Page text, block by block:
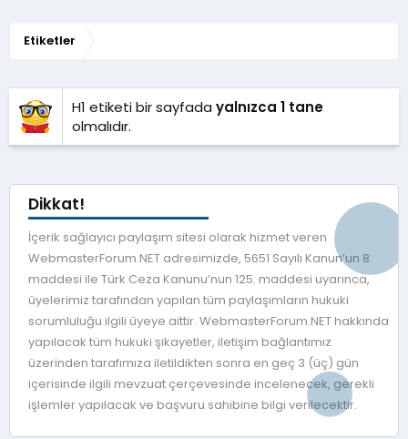
Etiketler
H1 etiketi bir sayfada yalnızca 1 tane
olmalıdır.
Dikkat!
İçerik sağlayıcı paylaşım sitesi olarak hizmet veren
WebmasterForum.NET adresimizde, 5651 Sayılı Kanun’un 8.
maddesi ile Türk Ceza Kanunu’nun 125. maddesi uyarınca,
üyelerimiz tarafından yapılan tüm paylaşımların hukuki
sorumluluğu ilgili üyeye aittir. WebmasterForum.NET hakkında
yapılacak tüm hukuki şikayetler, iletişim bağlantımız
üzerinden tarafımıza iletildikten sonra en geç 3 (üç) gün
içerisinde ilgili mevzuat çerçevesinde incelenecek, gerekli
işlemler yapılacak ve başvuru sahibine bilgi verilecektir.